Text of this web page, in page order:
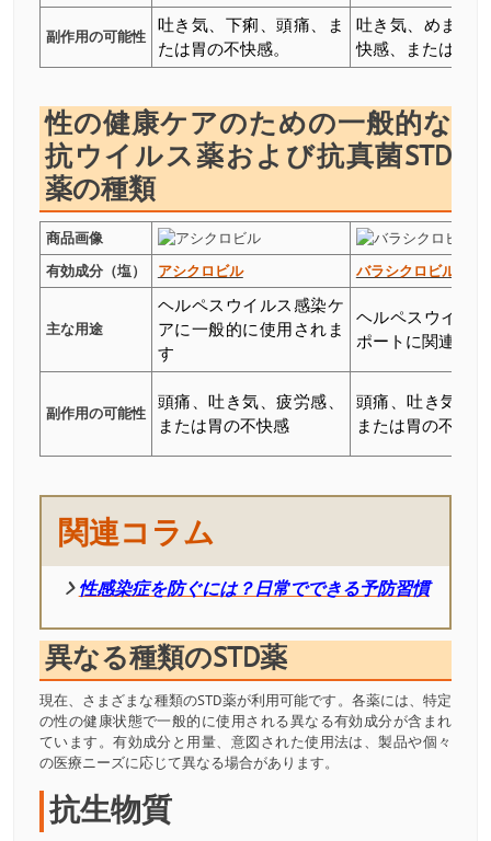
副作用の可能性
吐き気、下痢、頭痛、ま
たは胃の不快感。
吐き気、めまい
快感、または頭痛
性の健康ケアのための一般的な
抗ウイルス薬および抗真菌STD
薬の種類
商品画像
有効成分（塩）
アシクロビル バラシクロビル
主な用途
ヘルペスウイルス感染ケ
アに一般的に使用されま
す
ヘルペスウイル
ポートに関連しま
副作用の可能性
頭痛、吐き気、疲労感、
または胃の不快感
頭痛、吐き気、
または胃の不快感
関連コラム
性感染症を防ぐには？日常でできる予防習慣
異なる種類のSTD薬
現在、さまざまな種類のSTD薬が利用可能です。各薬には、特定
の性の健康状態で一般的に使用される異なる有効成分が含まれ
ています。有効成分と用量、意図された使用法は、製品や個々
の医療ニーズに応じて異なる場合があります。
抗生物質